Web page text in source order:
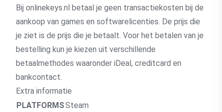
Bij onlinekeys.nl betaal je geen transactiekosten bij de
aankoop van games en softwarelicenties. De prijs die
je ziet is de prijs die je betaalt. Voor het betalen van je
bestelling kun je kiezen uit verschillende
betaalmethodes waaronder iDeal, creditcard en
bankcontact.
Extra informatie
PLATFORMSSteam